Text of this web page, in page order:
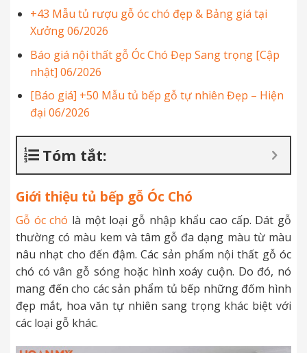
+43 Mẫu tủ rượu gỗ óc chó đẹp & Bảng giá tại
Xưởng 06/2026
Báo giá nội thất gỗ Óc Chó Đẹp Sang trọng [Cập
nhật] 06/2026
[Báo giá] +50 Mẫu tủ bếp gỗ tự nhiên Đẹp – Hiện
đại 06/2026
Tóm tắt:
Giới thiệu tủ bếp gỗ Óc Chó
Gỗ óc chó là một loại gỗ nhập khẩu cao cấp. Dát gỗ
thường có màu kem và tâm gỗ đa dạng màu từ màu
nâu nhạt cho đến đậm. Các sản phẩm nội thất gỗ óc
chó có vân gỗ sóng hoặc hình xoáy cuộn. Do đó, nó
mang đến cho các sản phẩm tủ bếp những đốm hình
đẹp mắt, hoa văn tự nhiên sang trọng khác biệt với
các loại gỗ khác.